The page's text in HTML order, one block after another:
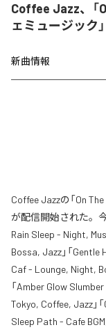
Coffee Jazz、「
ェミュージック
新曲情報
Coffee Jazzの「On
が配信開始された。
Rain Sleep - Night,
Bossa, Jazz」「
Caf - Lounge, Night,
「Amber Glow
Tokyo, Coffee, Jazz」
Sleep Path - Cafe